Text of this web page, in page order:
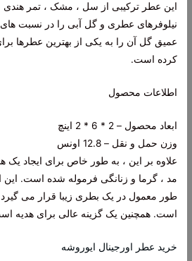
این عطر ترکیبی از سل ، مشک ، تمر هندی ،
نیلوفرهای عطری و گل آبی را در نسبت
عمیق گل آن را به یکی از بهترین عطرها
کرده است.
اطلاعات محصول
ابعاد محصول – 2 * 6 * 2 اینچ
وزن حمل و نقل – 12.8 اونس
علاوه بر این ، به طور خاص برای ایجاد یک
مد ، گرما و زنانگی فرموله شده است. این
طور معمول در یک بطری زیبا قرار می گیرد
است. همچنین یک گزینه عالی برای هدیه
خرید عطر اورجینال ایوروشه